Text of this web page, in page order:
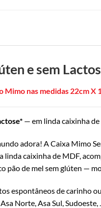
e sem
Mimo nas medidas 22cm X
— em linda caixinha
adora! A Caixa Mimo
caixinha de MDF,
pão de mel sem glúten —
espontâneos de carinho
Norte, Asa Sul,